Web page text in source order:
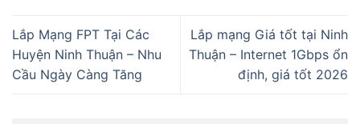
Lắp Mạng FPT Tại Các
Huyện Ninh Thuận – Nhu
Cầu Ngày Càng Tăng
Lắp mạng Giá tốt tại Ninh
Thuận – Internet 1Gbps ổn
định, giá tốt 2026